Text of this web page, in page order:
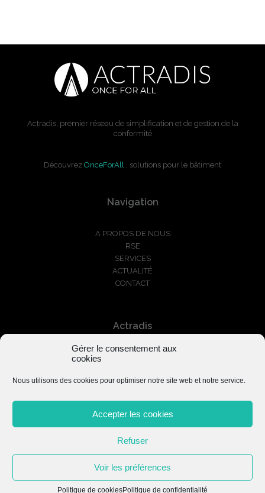
Gérer le consentement aux
cookies
Nous utilisons des cookies pour optimiser notre site web et notre service.
Accepter les cookies
Refuser
Voir les préférences
Politique de cookiesPolitique de confidentialité
Actradis, premier réseau de simplification et de gestion de la
conformité
Découvrez OnceForAll , solutions pour le bâtiment
Navigation
A PROPOS DE NOUS
RSE
SERVICES
ACTUALITÉ
CONTACT
Actradis
Mentions légales–Politique de confidentialité